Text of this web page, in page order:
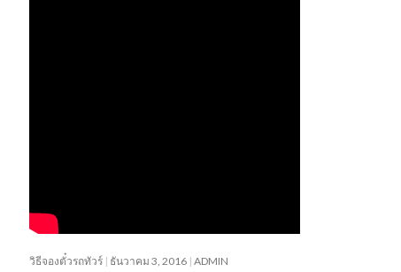
วิธีจองตั๋วรถทัวร์ ธันวาคม 3, 2016 ADMIN